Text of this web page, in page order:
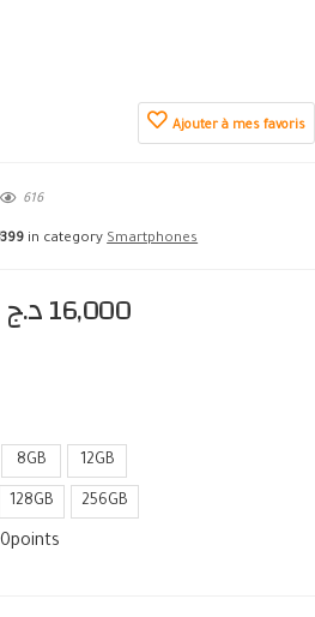
Ajouter à mes favoris
616
in categorySmartphones
16,000د.ج
8GB 12GB
128GB 256GB
points